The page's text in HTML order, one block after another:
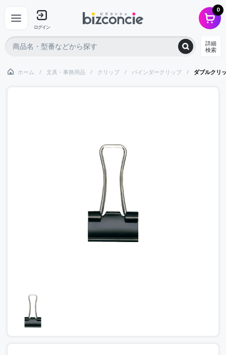
ログイン
0
詳細
検索
ホーム 文具・事務用品 クリップ バインダークリップ ダブルク